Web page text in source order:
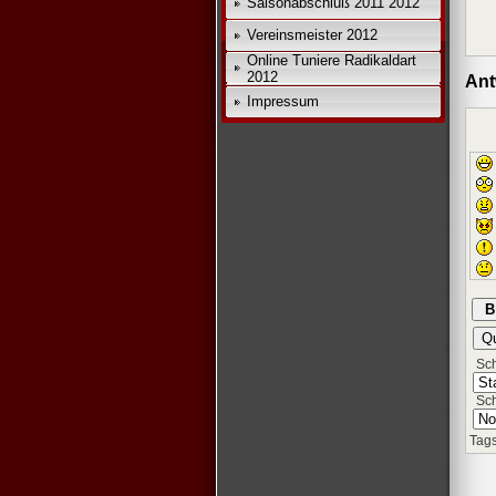
Vereinsmeister 2012
Online Tuniere Radikaldart
2012
Impressum
*